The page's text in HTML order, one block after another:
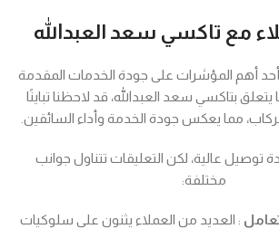
مع تاكسي سعد العبدالله
أحد أهم المؤشرات على جودة الخدمات المقدمة
بتاكسي سعد العبدالله، قد لاحظنا تباينًا
مما يعكس جودة الخدمة وأداء السائقين.
توصيل عالية، لكن التعليقات تتناول جوانب
مختلفة:
: العديد من العملاء يثنون على سلوكيات